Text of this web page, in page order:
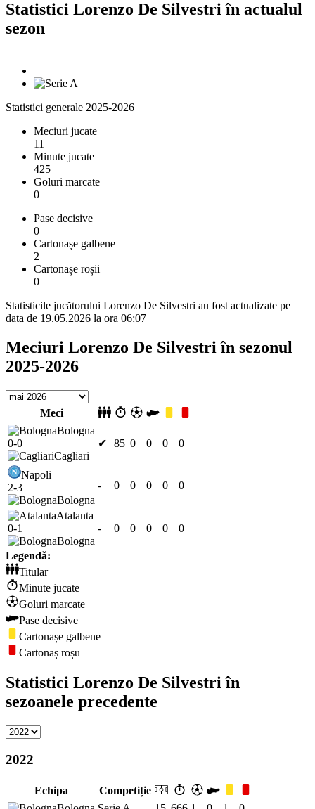
Statistici Lorenzo De Silvestri în actualul
sezon
Statistici generale 2025-2026
Meciuri jucate
11
Minute jucate
425
Goluri marcate
0
Pase decisive
0
Cartonașe galbene
2
Cartonașe roșii
0
Statisticile jucătorului Lorenzo De Silvestri au fost actualizate pe
data de 19.05.2026 la ora 06:07
Meciuri Lorenzo De Silvestri în sezonul
2025-2026
Meci
Bologna
0-0
Cagliari
✔ 85 0 0 0 0
Napoli
2-3
Bologna
- 0 0 0 0 0
Atalanta
0-1
Bologna
- 0 0 0 0 0
Legendă:
Titular
Minute jucate
Goluri marcate
Pase decisive
Cartonașe galbene
Cartonaș roșu
Statistici Lorenzo De Silvestri în
sezoanele precedente
2022
Echipa
Competiție